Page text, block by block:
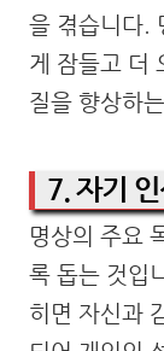
을 겪습니다.
게 잠들고 더
질을 향상하
7. 자기
명상의 주요
록 돕는 것입
히면 자신과